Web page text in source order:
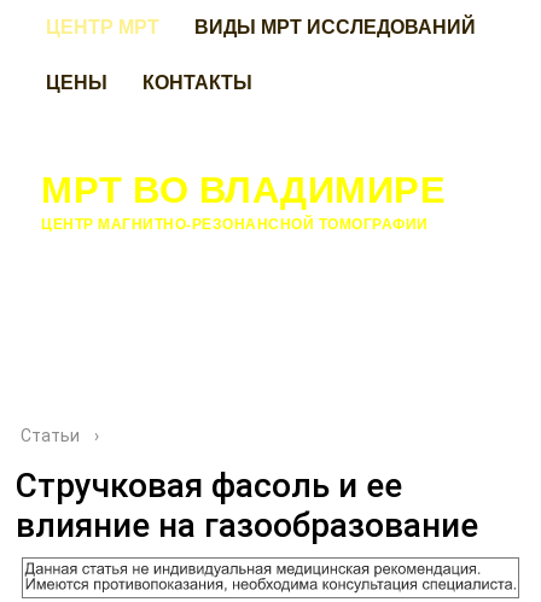
ЦЕНТР МРТ
ВИДЫ МРТ ИССЛЕДОВАНИЙ
ЦЕНЫ
КОНТАКТЫ
МРТ ВО ВЛАДИМИРЕ
ЦЕНТР МАГНИТНО-РЕЗОНАНСНОЙ ТОМОГРАФИИ
Статьи ›
Стручковая фасоль и ее
влияние на газообразование